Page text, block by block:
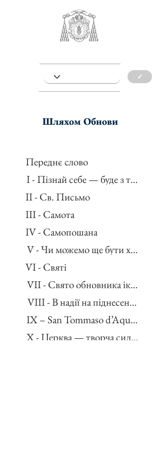
✓
Шляхом Обнови
Переднє слово
I - Пізнай себе — буде з тебе
II - Св. Письмо
III - Самота
IV - Самопошана
V - Чи можемо ще бути
VI - Святі
VII - Свято обновника ікони
IX – San Tommaso d’Aquino
X - Церква — творча сила народу